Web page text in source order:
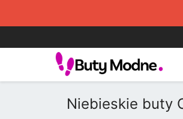
Niebieskie buty